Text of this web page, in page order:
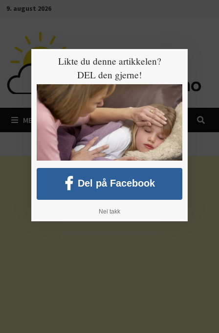
Gå9. august 2026
MENY
Likte du denne artikkelen?
DEL den gjerne!
Del på Facebook
Nei takk